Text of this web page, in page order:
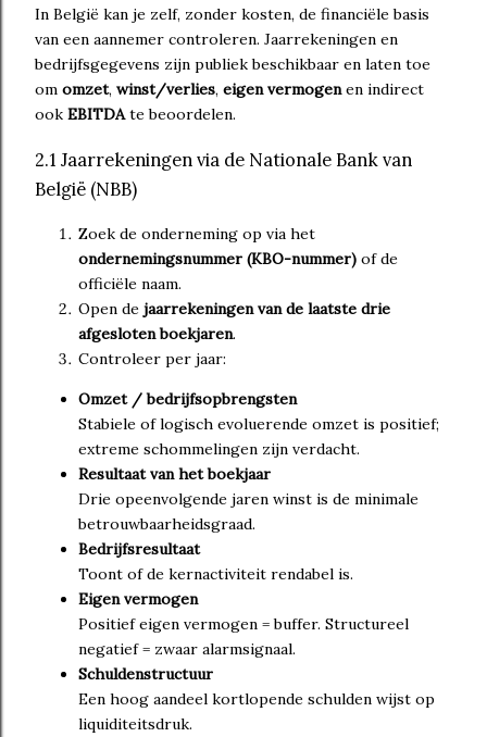
In België kan je zelf, zonder kosten, de financiële basis
van een aannemer controleren. Jaarrekeningen en
bedrijfsgegevens zijn publiek beschikbaar en laten toe
om omzet, winst/verlies, eigen vermogenen indirect
ook EBITDAte beoordelen.
2.1 Jaarrekeningen via de Nationale Bank van
België (NBB)
Zoek de onderneming op via het
ondernemingsnummer (KBO-nummer) of de
officiële naam.
Open de jaarrekeningen van de laatste drie
afgesloten boekjaren.
Controleer per jaar:
Omzet / bedrijfsopbrengsten
Stabiele of logisch evoluerende omzet is positief;
extreme schommelingen zijn verdacht.
Resultaat van het boekjaar
Drie opeenvolgende jaren winst is de minimale
betrouwbaarheidsgraad.
Bedrijfsresultaat
Toont of de kernactiviteit rendabel is.
Eigen vermogen
Positief eigen vermogen = buffer. Structureel
negatief = zwaar alarmsignaal.
Schuldenstructuur
Een hoog aandeel kortlopende schulden wijst op
liquiditeitsdruk.